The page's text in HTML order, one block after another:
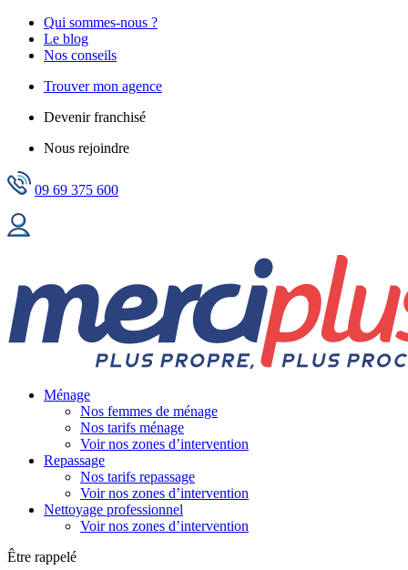
Qui sommes-nous ?
Le blog
Nos conseils
Trouver mon agence
Devenir franchisé
Nous rejoindre
09 69 375 600
Ménage
Nos femmes de ménage
Nos tarifs ménage
Voir nos zones d’intervention
Repassage
Nos tarifs repassage
Voir nos zones d’intervention
Nettoyage professionnel
Voir nos zones d’intervention
Être rappelé